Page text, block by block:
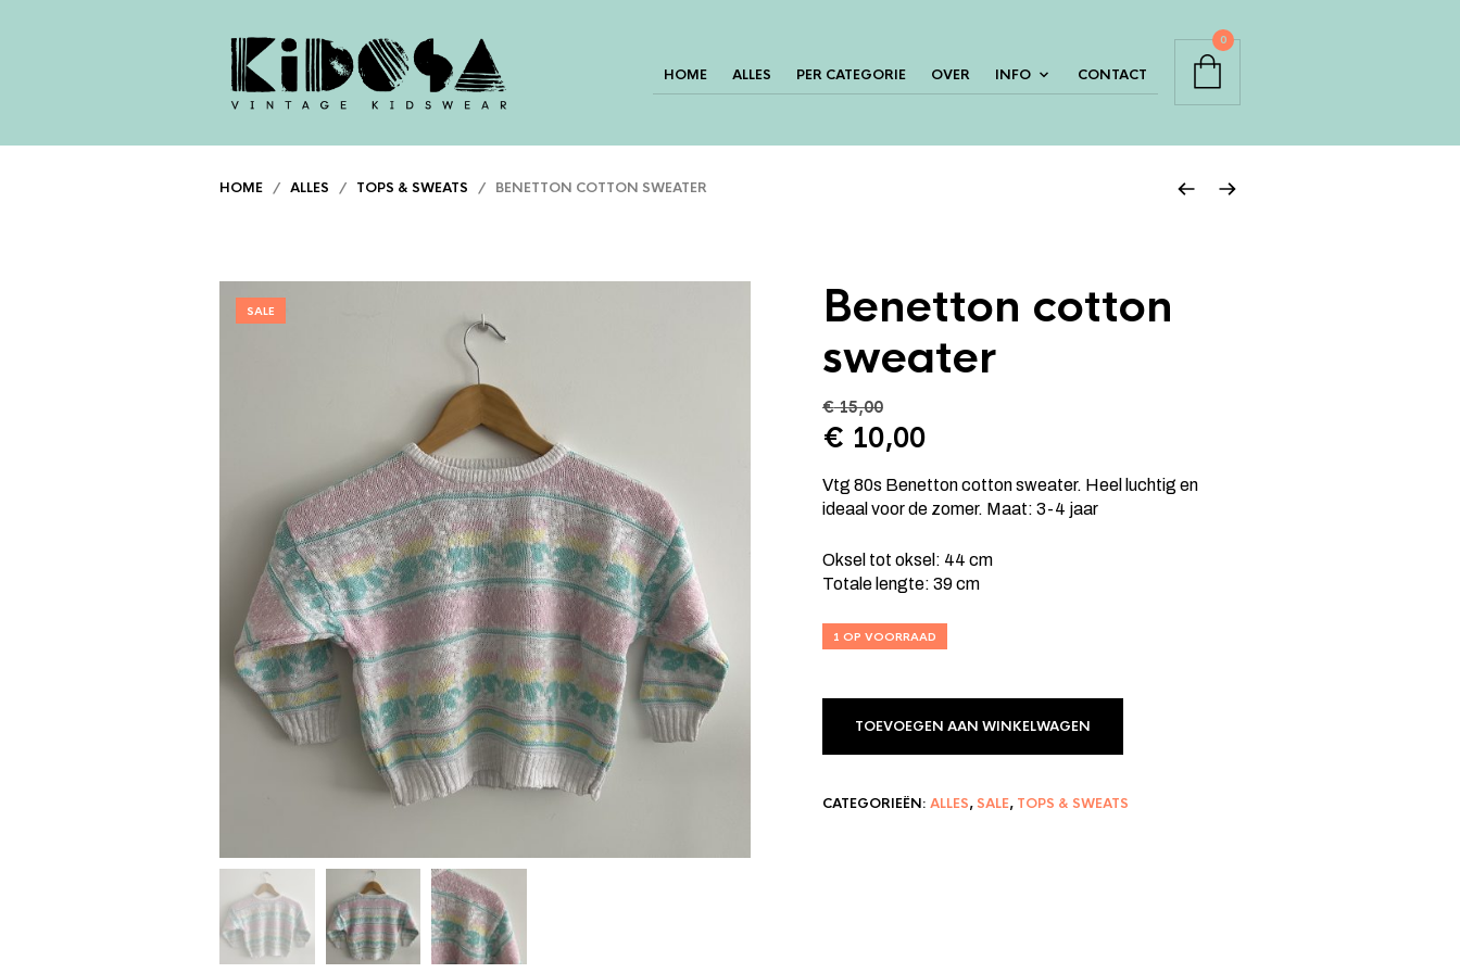
HOME ALLES PER CATEGORIE OVER INFO CONTACT
0
HOME / ALLES / TOPS & SWEATS / BENETTON COTTON SWEATER
SALE
Benetton cotton
sweater
€15,00
Oorspronkelijke
was:
€ 15,00.
€ 10,00Huidige
is:
€ 10,00.
Vtg 80s Benetton cotton sweater. Heel luchtig en
ideaal voor de zomer. Maat: 3-4 jaar
Oksel tot oksel: 44 cm
Totale lengte: 39 cm
1 OP VOORRAAD
TOEVOEGEN AAN WINKELWAGEN
CATEGORIEËN: ALLES,SALE, TOPS & SWEATS